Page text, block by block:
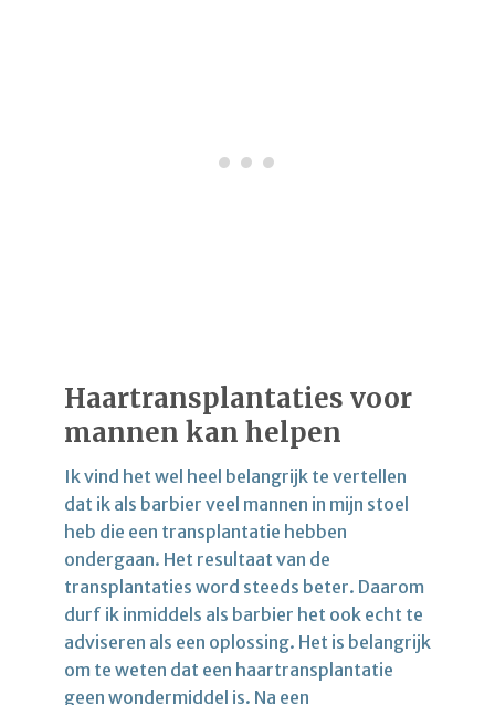
Haartransplantaties voor
mannen kan helpen
Ik vind het wel heel belangrijk te vertellen
dat ik als barbier veel mannen in mijn stoel
heb die een transplantatie hebben
ondergaan. Het resultaat van de
transplantaties word steeds beter. Daarom
durf ik inmiddels als barbier het ook echt te
adviseren als een oplossing. Het is belangrijk
om te weten dat een haartransplantatie
geen wondermiddel is. Na een